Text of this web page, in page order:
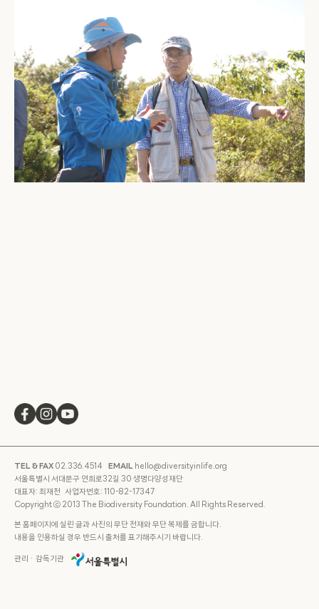
TEL & FAX 02.336.4514 EMAIL hello@diversityinlife.org
서울특별시 서대문구 연희로32길 30 생명다양성재단
대표자: 최재천 사업자번호: 110-82-17347
Copyright ⓒ 2013 The Biodiversity Foundation. All Rights Reserved.
본 홈페이지에 실린 글과 사진의 무단 전재와 무단 복제를 금합니다.
내용을 인용하실 경우 반드시 출처를 표기해주시기 바랍니다.
관리ㆍ감독기관